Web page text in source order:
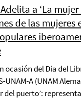
a ‘La
de las mujeres
ocasión del Dia del
UNAM-A (UNAM
del puerto’: